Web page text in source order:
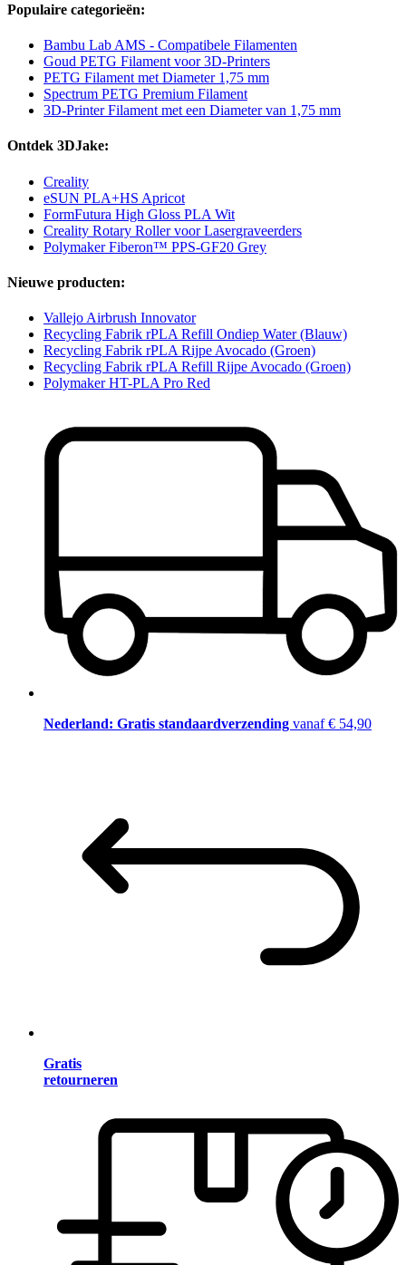
Populaire categorieën:
Bambu Lab AMS - Compatibele Filamenten
Goud PETG Filament voor 3D-Printers
PETG Filament met Diameter 1,75 mm
Spectrum PETG Premium Filament
3D-Printer Filament met een Diameter van 1,75 mm
Ontdek 3DJake:
Creality
eSUN PLA+HS Apricot
FormFutura High Gloss PLA Wit
Creality Rotary Roller voor Lasergraveerders
Polymaker Fiberon™ PPS-GF20 Grey
Nieuwe producten:
Vallejo Airbrush Innovator
Recycling Fabrik rPLA Refill Ondiep Water (Blauw)
Recycling Fabrik rPLA Rijpe Avocado (Groen)
Recycling Fabrik rPLA Refill Rijpe Avocado (Groen)
Polymaker HT-PLA Pro Red
Nederland: Gratis standaardverzending vanaf € 54,90
Gratis
retourneren